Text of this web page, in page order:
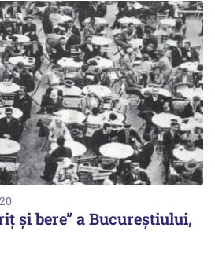
și bere” a Bucureștiului,